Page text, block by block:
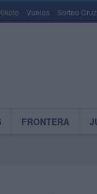
Vuelos Sorteo
FRONTERA